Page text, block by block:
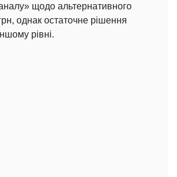
щодо альтернативного
однак остаточне рішення
рівні.